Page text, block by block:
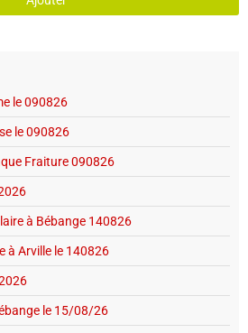
le 090826
le 090826
Fraiture 090826
à Bébange 140826
à Arville le 140826
le 15/08/26